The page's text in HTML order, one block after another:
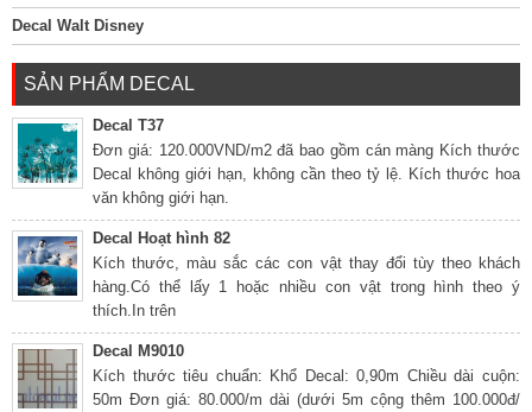
Decal Walt Disney
SẢN PHẨM DECAL
Decal T37
Đơn giá: 120.000VND/m2 đã bao gồm cán màng Kích thước
Decal không giới hạn, không cần theo tỷ lệ. Kích thước hoa
văn không giới hạn.
Decal Hoạt hình 82
Kích thước, màu sắc các con vật thay đổi tùy theo khách
hàng.Có thể lấy 1 hoặc nhiều con vật trong hình theo ý
thích.In trên
Decal M9010
Kích thước tiêu chuẩn: Khổ Decal: 0,90m Chiều dài cuộn:
50m Đơn giá: 80.000/m dài (dưới 5m cộng thêm 100.000đ/